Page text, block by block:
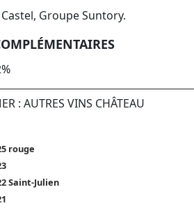
Groupe Suntory.
: AUTRES VINS CHÂTEAU
rouge
Saint-Julien